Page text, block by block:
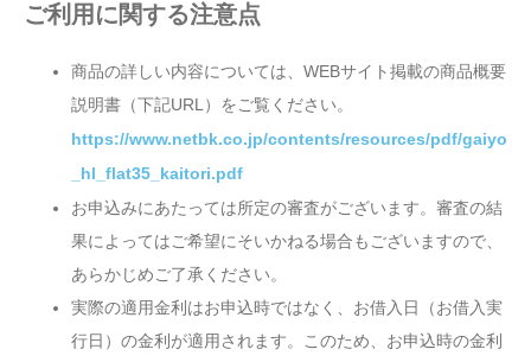
ご利用に関する注意点
商品の詳しい内容については、WEBサイト掲載の商品概要
説明書（下記URL）をご覧ください。
https://www.netbk.co.jp/contents/resources/pdf/gaiyo
_hl_flat35_kaitori.pdf
お申込みにあたっては所定の審査がございます。審査の結
果によってはご希望にそいかねる場合もございますので、
あらかじめご了承ください。
実際の適用金利はお申込時ではなく、お借入日（お借入実
行日）の金利が適用されます。このため、お申込時の金利